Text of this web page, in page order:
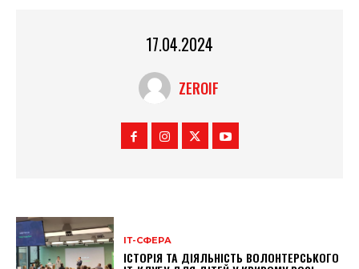
17.04.2024
ZEROIF
ІТ-СФЕРА
ІСТОРІЯ ТА ДІЯЛЬНІСТЬ ВОЛОНТЕРСЬКОГО